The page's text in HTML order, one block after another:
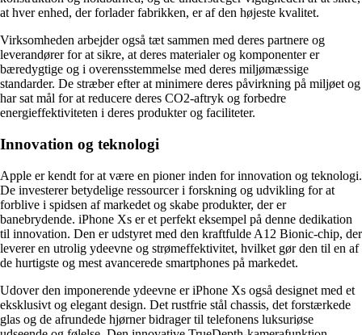
at hver enhed, der forlader fabrikken, er af den højeste kvalitet.
Virksomheden arbejder også tæt sammen med deres partnere og
leverandører for at sikre, at deres materialer og komponenter er
bæredygtige og i overensstemmelse med deres miljømæssige
standarder. De stræber efter at minimere deres påvirkning på miljøet og
har sat mål for at reducere deres CO2-aftryk og forbedre
energieffektiviteten i deres produkter og faciliteter.
Innovation og teknologi
Apple er kendt for at være en pioner inden for innovation og teknologi.
De investerer betydelige ressourcer i forskning og udvikling for at
forblive i spidsen af markedet og skabe produkter, der er
banebrydende. iPhone Xs er et perfekt eksempel på denne dedikation
til innovation. Den er udstyret med den kraftfulde A12 Bionic-chip, der
leverer en utrolig ydeevne og strømeffektivitet, hvilket gør den til en af
de hurtigste og mest avancerede smartphones på markedet.
Udover den imponerende ydeevne er iPhone Xs også designet med et
eksklusivt og elegant design. Det rustfrie stål chassis, det forstærkede
glas og de afrundede hjørner bidrager til telefonens luksuriøse